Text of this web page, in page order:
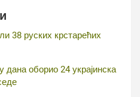
38 руских крстарећих
оборио 24 украјинска